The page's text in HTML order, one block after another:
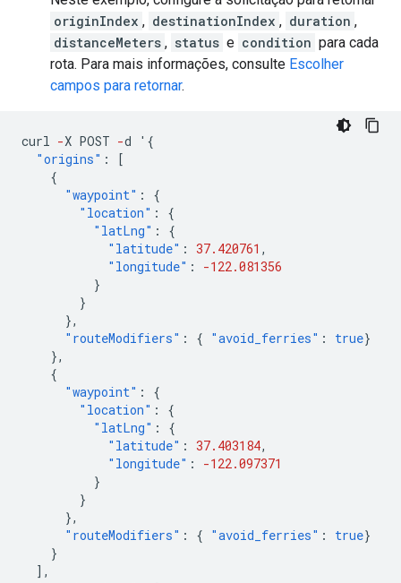
originIndex , destinationIndex , duration ,
distanceMeters , status e condition para cada
rota. Para mais informações, consulte Escolher
campos para retornar.
curl -X POST -d ' {
"origins" :
[
{
"waypoint" :
{
"location" :
{
"latLng" :
{
"latitude" : 37.420761 ,
"longitude" :
-122.081356
}
}
},
"routeModifiers" : { "avoid_ferries" : true}
},
{
"waypoint" :
{
"location" :
{
"latLng" :
{
"latitude" : 37.403184,
"longitude" :
-122.097371
}
}
},
"routeModifiers" : { "avoid_ferries" : true}
}
],